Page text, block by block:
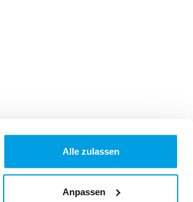
Alle zulassen
Anpassen